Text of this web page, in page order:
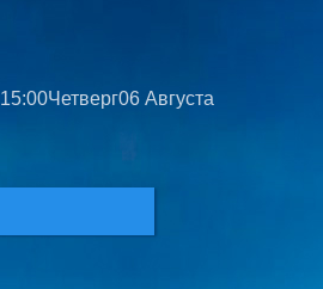
15:00Четверг06 Августа